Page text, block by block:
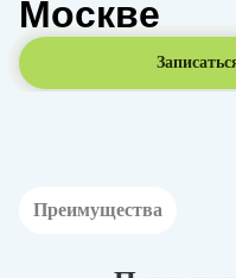
Москве
Преимущества